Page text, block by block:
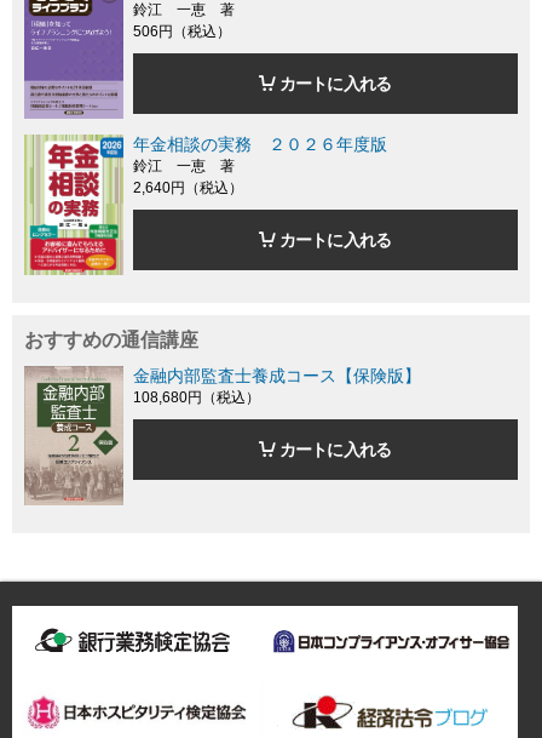
鈴江 一恵 著
506円（税込）
カートに入れる
年金相談の実務 ２０２６年度版
鈴江 一恵 著
2,640円（税込）
カートに入れる
おすすめの通信講座
金融内部監査士養成コース【保険版】
108,680円（税込）
カートに入れる